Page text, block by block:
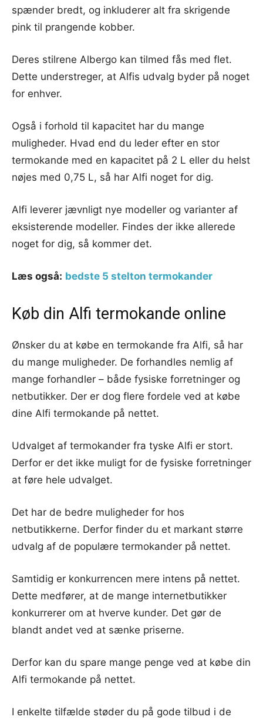
spænder bredt, og inkluderer alt fra skrigende
pink til prangende kobber.
Deres stilrene Albergo kan tilmed fås med flet.
Dette understreger, at Alfis udvalg byder på noget
for enhver.
Også i forhold til kapacitet har du mange
muligheder. Hvad end du leder efter en stor
termokande med en kapacitet på 2 L eller du helst
nøjes med 0,75 L, så har Alfi noget for dig.
Alfi leverer jævnligt nye modeller og varianter af
eksisterende modeller. Findes der ikke allerede
noget for dig, så kommer det.
Læs også: bedste 5 stelton termokander
Køb din Alfi termokande online
Ønsker du at købe en termokande fra Alfi, så har
du mange muligheder. De forhandles nemlig af
mange forhandler – både fysiske forretninger og
netbutikker. Der er dog flere fordele ved at købe
dine Alfi termokande på nettet.
Udvalget af termokander fra tyske Alfi er stort.
Derfor er det ikke muligt for de fysiske forretninger
at føre hele udvalget.
Det har de bedre muligheder for hos
netbutikkerne. Derfor finder du et markant større
udvalg af de populære termokander på nettet.
Samtidig er konkurrencen mere intens på nettet.
Dette medfører, at de mange internetbutikker
konkurrerer om at hverve kunder. Det gør de
blandt andet ved at sænke priserne.
Derfor kan du spare mange penge ved at købe din
Alfi termokande på nettet.
I enkelte tilfælde støder du på gode tilbud i de